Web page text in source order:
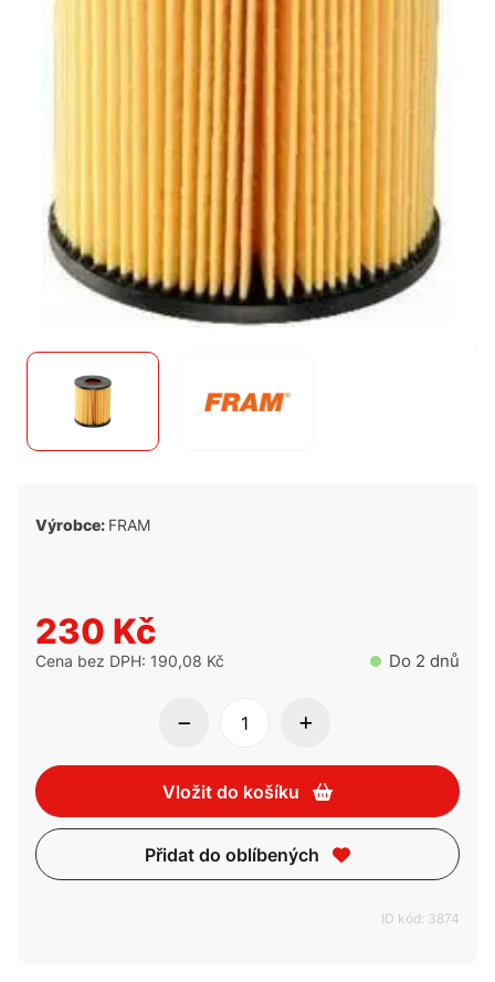
Výrobce: FRAM
230 Kč
Cena bez DPH: 190,08 Kč Do 2 dnů
Vložit do košíku
Přidat do oblíbených
ID kód: 3874